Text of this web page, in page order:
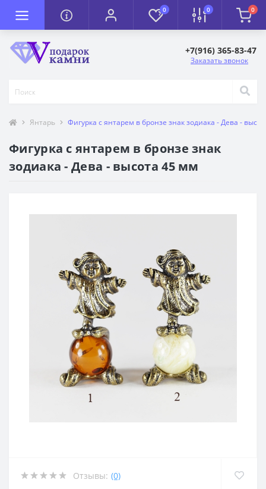
0 0 0
+7(916) 365-83-47
Заказать звонок
Янтарь Фигурка с янтарем в бронзе знак зодиака - Дева -
Фигурка с янтарем в бронзе знак
зодиака - Дева - высота 45 мм
Отзывы: (0)